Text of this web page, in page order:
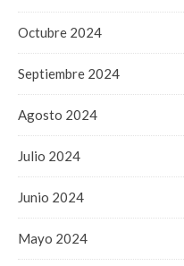
Octubre 2024
Septiembre 2024
Agosto 2024
Julio 2024
Junio 2024
Mayo 2024